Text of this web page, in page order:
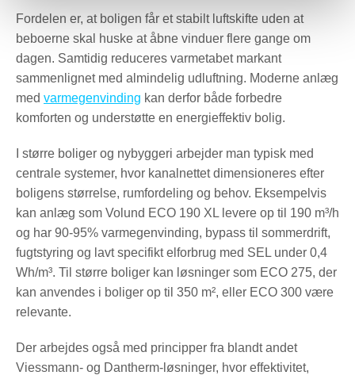
Fordelen er, at boligen får et stabilt luftskifte uden at
beboerne skal huske at åbne vinduer flere gange om
dagen. Samtidig reduceres varmetabet markant
sammenlignet med almindelig udluftning. Moderne anlæg
med varmegenvinding kan derfor både forbedre
komforten og understøtte en energieffektiv bolig.
I større boliger og nybyggeri arbejder man typisk med
centrale systemer, hvor kanalnettet dimensioneres efter
boligens størrelse, rumfordeling og behov. Eksempelvis
kan anlæg som Volund ECO 190 XL levere op til 190 m³/h
og har 90-95% varmegenvinding, bypass til sommerdrift,
fugtstyring og lavt specifikt elforbrug med SEL under 0,4
Wh/m³. Til større boliger kan løsninger som ECO 275, der
kan anvendes i boliger op til 350 m², eller ECO 300 være
relevante.
Der arbejdes også med principper fra blandt andet
Viessmann- og Dantherm-løsninger, hvor effektivitet,